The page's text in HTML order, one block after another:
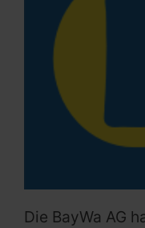
Die BayWa AG